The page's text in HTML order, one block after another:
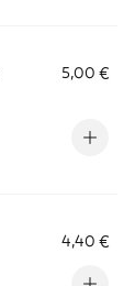
5,00 €
4,40 €